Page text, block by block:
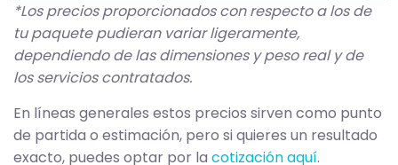
*Los precios proporcionados con respecto a los de
tu paquete pudieran variar ligeramente,
dependiendo de las dimensiones y peso real y de
los servicios contratados.
En líneas generales estos precios sirven como punto
de partida o estimación, pero si quieres un resultado
exacto, puedes optar por la cotización aquí.